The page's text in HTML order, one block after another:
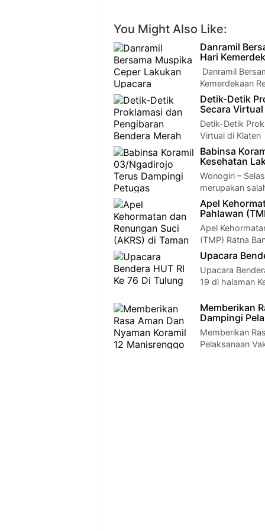
You Might Also Like:
Danramil
Hari
Danramil
Kemerdekaan
Detik-Detik
Secara
Detik-Detik
Virtual di
Babinsa
Kesehatan
Wonogiri –
merupakan
Apel
Pahlawan
Apel
(TMP) Ratna
Upacara
Upacara
19 di halaman
Memberikan
Dampingi
Memberikan
Pelaksanaan